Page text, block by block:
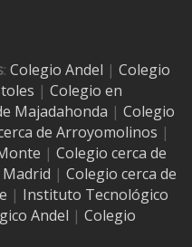
: Colegio Andel | Colegio
| Colegio en
Majadahonda | Colegio
de Arroyomolinos |
| Colegio cerca de
Madrid | Colegio cerca de
| Instituto Tecnológico
Andel | Colegio